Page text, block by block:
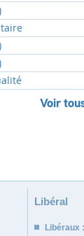
Voir
Libéral
Libéraux